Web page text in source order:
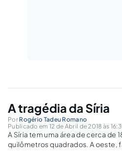
A tragédia da Síria
Por Rogério Tadeu Romano
Publicado em 12 de Abril de 2018 às
A Síria tem uma área de cerca de
quilômetros quadrados. A oeste,